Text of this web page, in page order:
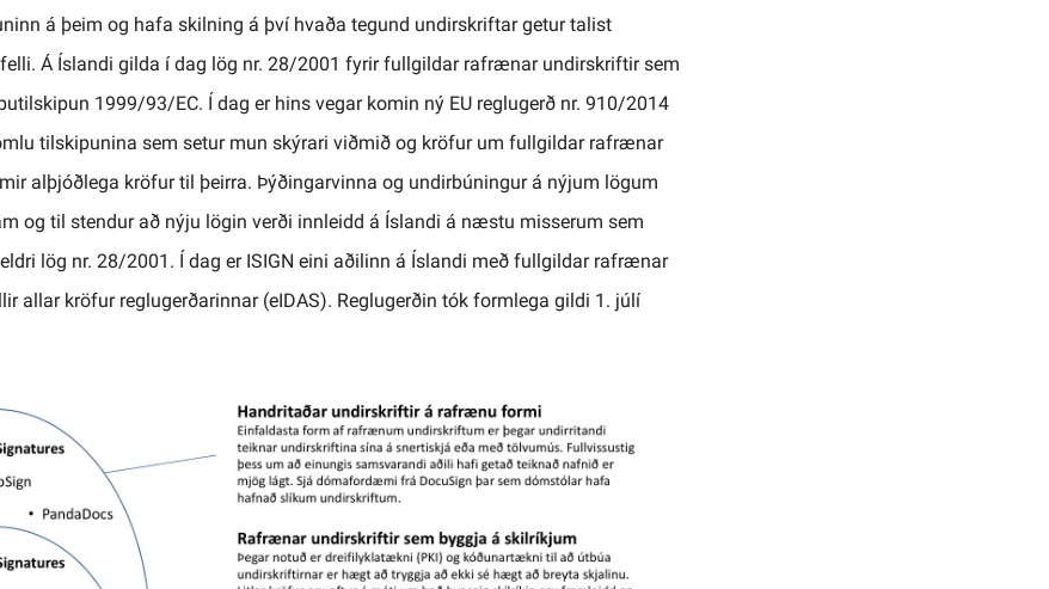
á þeim og hafa skilning á því hvaða tegund undirskriftar getur talist
Á Íslandi gilda í dag lög nr. 28/2001 fyrir fullgildar rafrænar undirskriftir sem
1999/93/EC. Í dag er hins vegar komin ný EU reglugerð nr. 910/2014
tilskipunina sem setur mun skýrari viðmið og kröfur um fullgildar rafrænar
alþjóðlega kröfur til þeirra. Þýðingarvinna og undirbúningur á nýjum lögum
og til stendur að nýju lögin verði innleidd á Íslandi á næstu misserum sem
lög nr. 28/2001. Í dag er ISIGN eini aðilinn á Íslandi með fullgildar rafrænar
allar kröfur reglugerðarinnar (eIDAS). Reglugerðin tók formlega gildi 1. júlí